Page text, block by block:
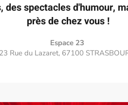
spectacles d'humour,
près de chez vous !
Espace 23
23 Rue du Lazaret, 67100